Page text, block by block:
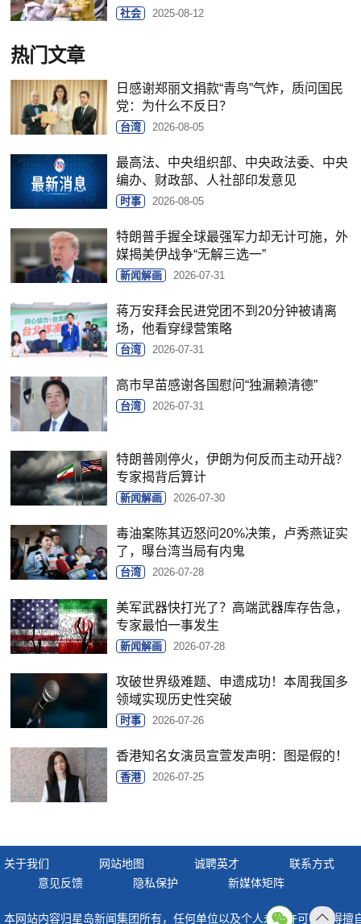
社会 2025-08-12
热门文章
日感谢郑丽文捐款“青鸟”气炸，质问国民
党：为什么不反日？
台湾 2026-08-05
最高法、中央组织部、中央政法委、中央
编办、财政部、人社部印发意见
时事 2026-08-05
特朗普手握全球最强军力却无计可施，外
媒揭美伊战争“无解三选一”
新闻解画 2026-07-31
蒋万安拜会民进党团不到20分钟被请离
场，他看穿绿营策略
台湾 2026-07-31
高市早苗感谢各国慰问“独漏赖清德”
台湾 2026-07-31
特朗普刚停火，伊朗为何反而主动开战？
专家揭背后算计
新闻解画 2026-07-30
毒油案陈其迈怒问20%决策，卢秀燕证实
了，曝台湾当局有内鬼
台湾 2026-07-28
美军武器快打光了？高端武器库存告急，
专家最怕一事发生
新闻解画 2026-07-28
攻破世界级难题、申遗成功！本周我国多
领域实现历史性突破
时事 2026-07-26
香港知名女演员宣萱发声明：图是假的！
香港 2026-07-25
关于我们 网站地图 诚聘英才
联系方式
意见反馈
隐私保护 新媒体矩阵
本网站内容归星岛新闻集团所有，任何单位以及个人未经许可，不得擅